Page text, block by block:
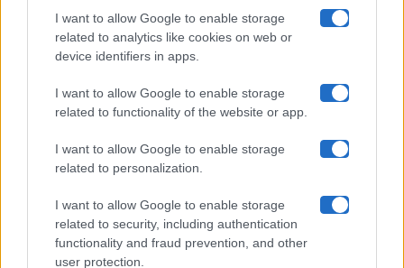
I want to allow Google to enable storage
related to analytics like cookies on web or
device identifiers in apps.
I want to allow Google to enable storage
related to functionality of the website or app.
I want to allow Google to enable storage
related to personalization.
I want to allow Google to enable storage
related to security, including authentication
functionality and fraud prevention, and other
user protection.
Collabora con noi
Contatti
Privacy Policy
Cookie Policy